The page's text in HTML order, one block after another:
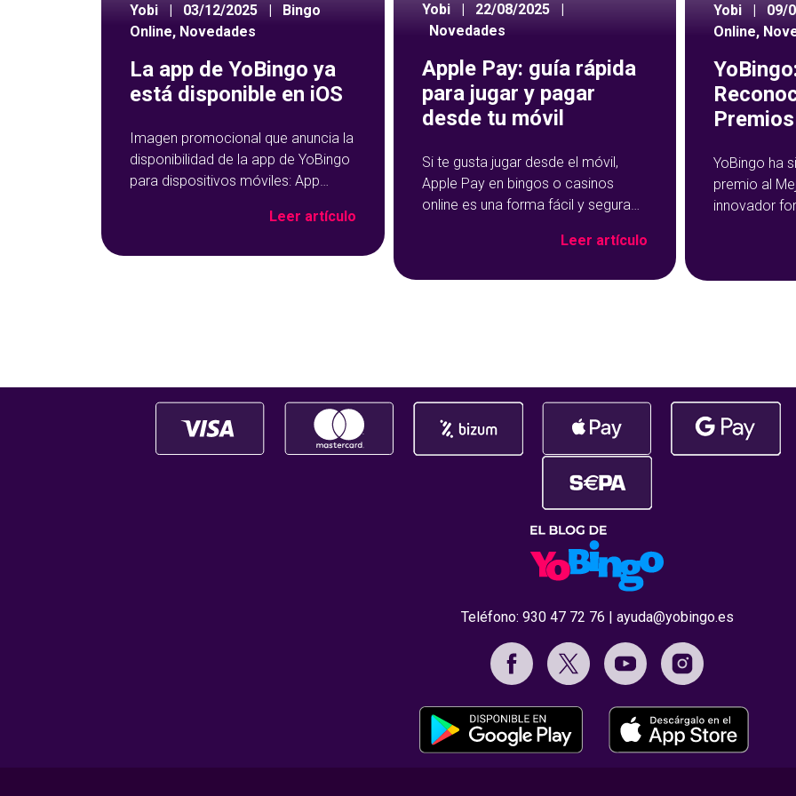
Yobi | 03/12/2025 |
Bingo
Online, Novedades
La app de YoBingo ya
está disponible en iOS
Imagen promocional que anuncia la
disponibilidad de la app de YoBingo
para dispositivos móviles: App
azul con detalles geométricos.
Leer artículo
Yobi 22/08/2025
Novedades
Apple Pay: guía rápida
para jugar y pagar
desde tu móvil
Si te gusta jugar desde el móvil,
Apple Pay en bingos o casinos
online es una forma fácil y segura
método de pago se ha vuelto muy
Leer artículo
Yobi | 09/
Online,
YoBingo ha
premio al
innovador
que ha
Teléfono: 930 47 72 76 | ayuda@yobingo.es